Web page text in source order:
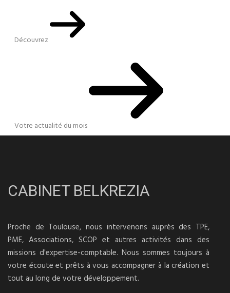
Découvrez
Votre actualité du mois
CABINET BELKREZIA
Proche de Toulouse, nous intervenons auprès des TPE,
PME, Associations, SCOP et autres activités dans des
missions d'expertise-comptable. Nous sommes toujours à
votre écoute et prêts à vous accompagner à la création et
tout au long de votre développement.